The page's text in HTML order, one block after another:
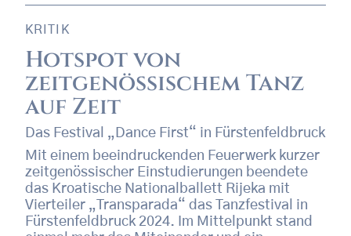
KRITIK
Hotspot von
zeitgenössischem Tanz
auf Zeit
Das Festival „Dance First“ in Fürstenfeldbruck
Mit einem beeindruckenden Feuerwerk kurzer
zeitgenössischer Einstudierungen beendete
das Kroatische Nationalballett Rijeka mit
Vierteiler „Transparada“ das Tanzfestival in
Fürstenfeldbruck 2024. Im Mittelpunkt stand